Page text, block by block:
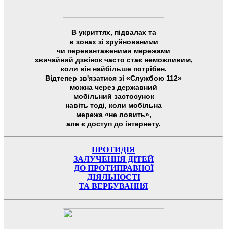
В укриттях, підвалах та
в зонах зі зруйнованими
чи перевантаженими мережами
звичайний дзвінок часто стає неможливим,
коли він найбільше потрібен.
Відтепер зв'язатися зі «Службою 112»
можна через державний
мобільний застосунок
навіть тоді, коли мобільна
мережа «не ловить»,
але є доступ до інтернету.
ПРОТИДІЯ
ЗАЛУЧЕННЯ ДІТЕЙ
ДО ПРОТИПРАВНОЇ
ДІЯЛЬНОСТІ
ТА ВЕРБУВАННЯ